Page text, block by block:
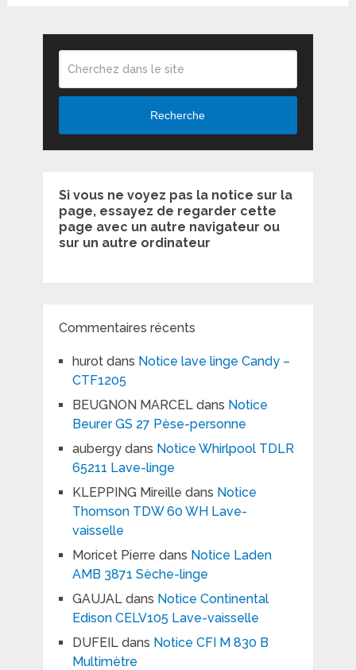
Recherche
Si vous ne voyez pas la notice sur la
page, essayez de regarder cette
page avec un autre navigateur ou
sur un autre ordinateur
Commentaires récents
hurotdans Notice lave linge Candy –
CTF1205
BEUGNON MARCELdans Notice
Beurer GS 27 Pèse-personne
aubergydans Notice Whirlpool TDLR
65211 Lave-linge
KLEPPING Mireille dans Notice
Thomson TDW 60 WH Lave-
vaisselle
Moricet Pierre dans Notice Laden
AMB 3871 Sèche-linge
GAUJALdans Notice Continental
Edison CELV105 Lave-vaisselle
DUFEILdans Notice CFI M 830 B
Multimètre